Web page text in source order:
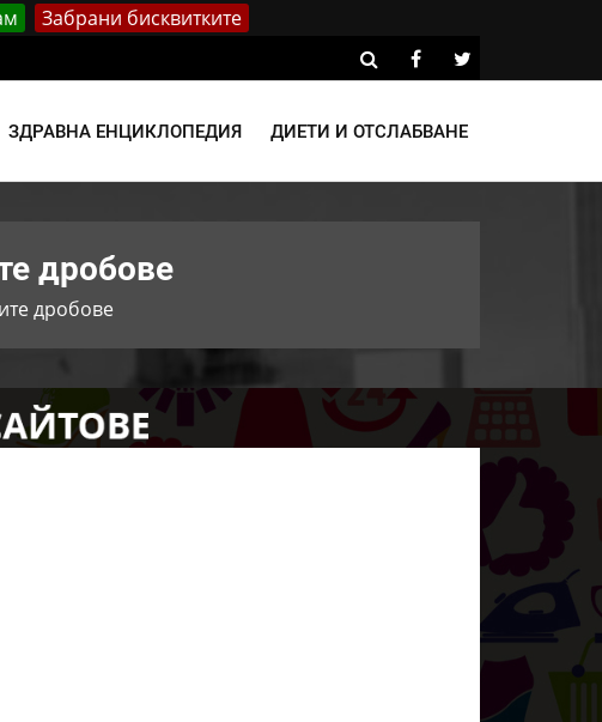
Забрани бисквитките
ЗДРАВНА ЕНЦИКЛОПЕДИЯ ДИЕТИ И ОТСЛАБВАНЕ
дробове
дробове